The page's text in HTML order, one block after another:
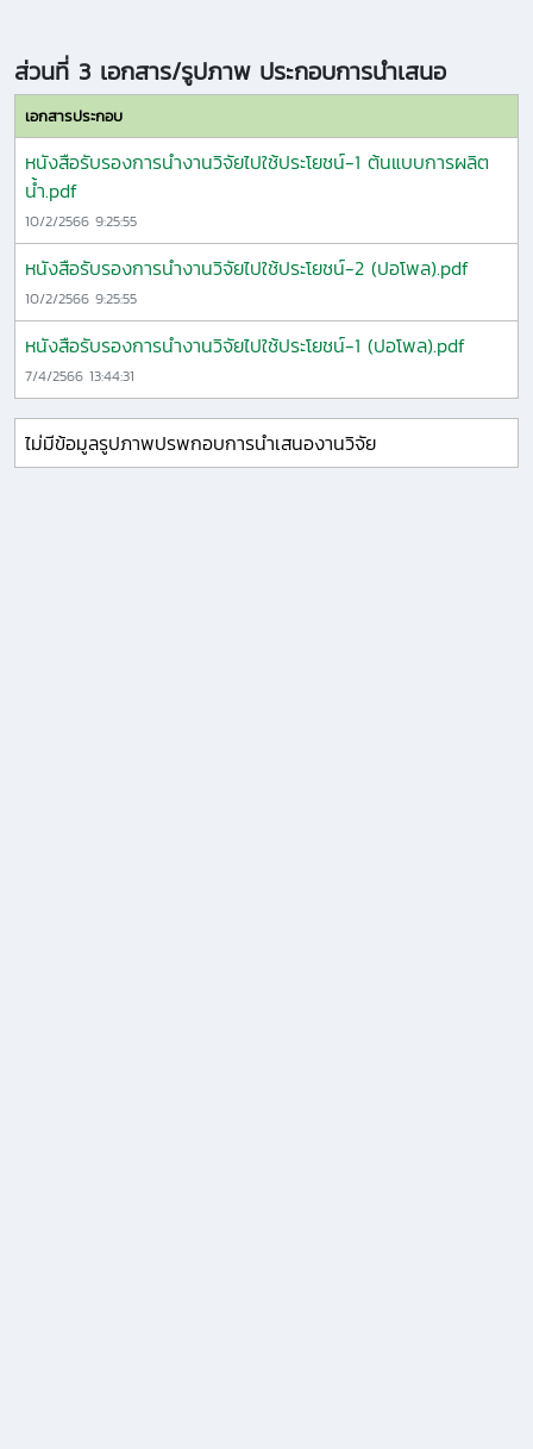
ส่วนที่ 3 เอกสาร/รูปภาพ ประกอบการนำเสนอ
เอกสารประกอบ
หนังสือรับรองการนำงานวิจัยไปใช้ประโยชน์-1 ต้นแบบการผลิต
น้ำ.pdf
10/2/2566 9:25:55
หนังสือรับรองการนำงานวิจัยไปใช้ประโยชน์-2 (ปอโพล).pdf
10/2/2566 9:25:55
หนังสือรับรองการนำงานวิจัยไปใช้ประโยชน์-1 (ปอโพล).pdf
7/4/2566 13:44:31
ไม่มีข้อมูลรูปภาพปรพกอบการนำเสนองานวิจัย